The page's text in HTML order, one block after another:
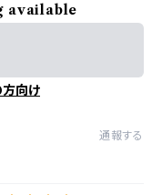
available
向け
通報する